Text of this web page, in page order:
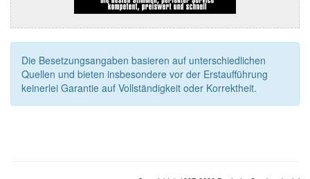
Die Besetzungsangaben basieren auf unterschiedlichen
Quellen und bieten insbesondere vor der Erstaufführung
keinerlei Garantie auf Vollständigkeit oder Korrektheit.